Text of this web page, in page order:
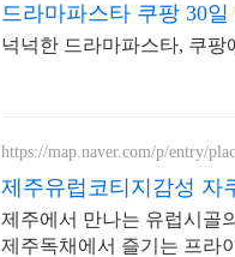
드라마파스타 쿠팡 30
넉넉한 드라마파스타, 쿠
https://map.naver.com/p/entry/
제주유럽코티지감성 자
제주에서 만나는 유럽시골
제주독채에서 즐기는 프라